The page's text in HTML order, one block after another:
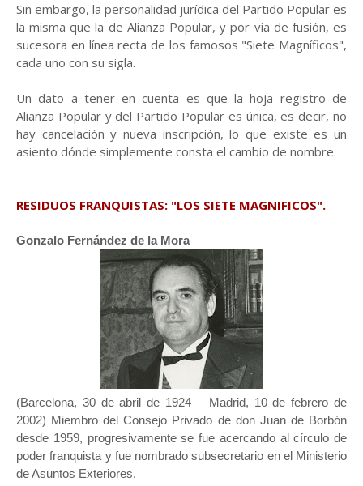
Sin embargo, la personalidad jurídica del Partido Popular es
la misma que la de Alianza Popular, y por vía de fusión, es
sucesora en línea recta de los famosos "Siete Magníficos",
cada uno con su sigla.
Un dato a tener en cuenta es que la hoja registro de
Alianza Popular y del Partido Popular es única, es decir, no
hay cancelación y nueva inscripción, lo que existe es un
asiento dónde simplemente consta el cambio de nombre.
RESIDUOS FRANQUISTAS: "LOS SIETE MAGNIFICOS".
Gonzalo Fernández de la Mora
(Barcelona, 30 de abril de 1924 – Madrid, 10 de febrero de
2002) Miembro del Consejo Privado de don Juan de Borbón
desde 1959, progresivamente se fue acercando al círculo de
poder franquista y fue nombrado subsecretario en el Ministerio
de Asuntos Exteriores.